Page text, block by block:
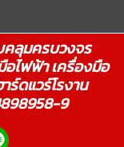
คลุมครบวงจร
ไฟฟ้า เครื่องมือ
ร์ดแวร์โรงาน
9